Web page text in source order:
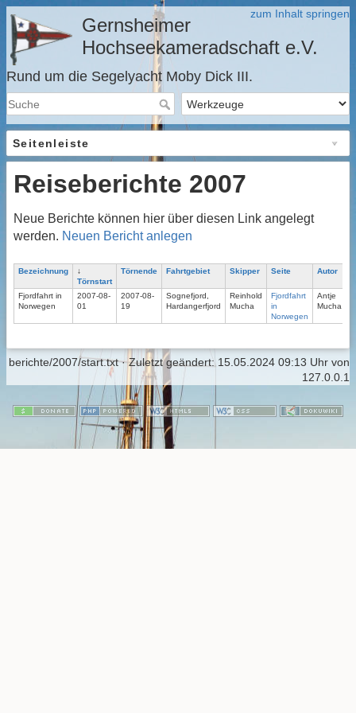
zum Inhalt springen
Gernsheimer
Hochseekameradschaft e.V.
Rund um die Segelyacht Moby Dick III.
Seitenleiste
Reiseberichte 2007
Neue Berichte können hier über diesen Link angelegt
werden. Neuen Bericht anlegen
Bezeichnung
↓
Törnstart
Törnende Fahrtgebiet Skipper Seite Autor
Fjordfahrt in
Norwegen
2007-08-
01
2007-08-
19
Sognefjord,
Hardangerfjord
Reinhold
Mucha
Fjordfahrt
in
Norwegen
Antje
Mucha
berichte/2007/start.txt· Zuletzt geändert:15.05.2024 09:13 Uhr von
127.0.0.1